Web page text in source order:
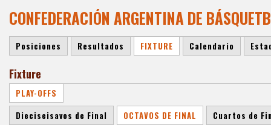
CONFEDERACIÓN ARGENTINA DE
Posiciones Resultados FIXTURE Calendario
Fixture
PLAY-OFFS
Dieciseisavos de Final
OCTAVOS DE FINAL Cuartos de